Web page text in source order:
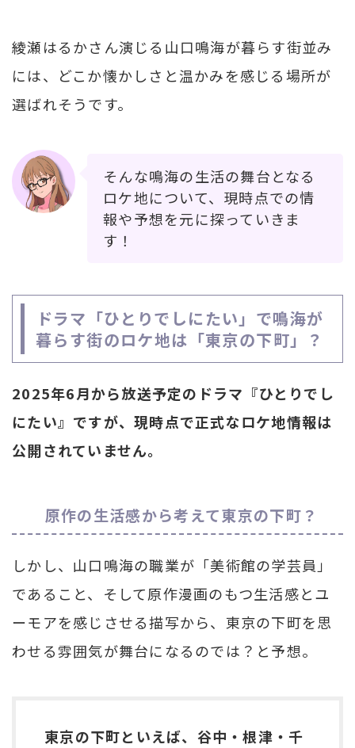
綾瀬はるかさん演じる山口鳴海が暮らす街並み
には、どこか懐かしさと温かみを感じる場所が
選ばれそうです。
そんな鳴海の生活の舞台となる
ロケ地について、現時点での情
報や予想を元に探っていきま
す！
ドラマ「ひとりでしにたい」で鳴海が
暮らす街のロケ地は「東京の下町」？
2025年6月から放送予定のドラマ『ひとりでし
にたい』ですが、現時点で正式なロケ地情報は
公開されていません。
原作の生活感から考えて東京の下町？
しかし、山口鳴海の職業が「美術館の学芸員」
であること、そして原作漫画のもつ生活感とユ
ーモアを感じさせる描写から、東京の下町を思
わせる雰囲気が舞台になるのでは？と予想。
東京の下町といえば、谷中・根津・千